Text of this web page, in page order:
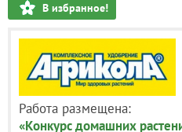
В избранное!
Работа размещена:
«Конкурс домашних